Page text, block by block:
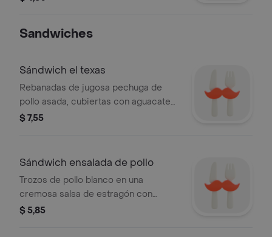
Sandwiches
Sándwich el texas
Rebanadas de jugosa pechuga de
pollo asada, cubiertas con aguacate
fresco y tomates horneados, bañados
nuestro exquisito pan de leche.
$ 7,55
Sándwich ensalada de pollo
Trozos de pollo blanco en una
cremosa salsa de estragón con
nueces caramelizadas y arándanos,
$ 5,85